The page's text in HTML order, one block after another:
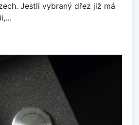
Jestli vybraný dřez již má